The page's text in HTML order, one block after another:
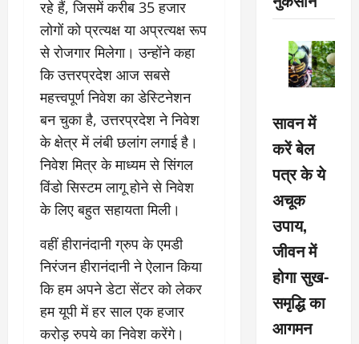
रहे हैं, जिसमें करीब 35 हजार
लोगों को प्रत्यक्ष या अप्रत्यक्ष रूप
से रोजगार मिलेगा। उन्होंने कहा
कि उत्तरप्रदेश आज सबसे
महत्त्वपूर्ण निवेश का डेस्टिनेशन
बन चुका है, उत्तरप्रदेश ने निवेश
के क्षेत्र में लंबी छलांग लगाई है।
निवेश मित्र के माध्यम से सिंगल
विंडो सिस्टम लागू होने से निवेश
के लिए बहुत सहायता मिली।
वहीं हीरानंदानी ग्रुप के एमडी
निरंजन हीरानंदानी ने ऐलान किया
कि हम अपने डेटा सेंटर को लेकर
हम यूपी में हर साल एक हजार
करोड़ रुपये का निवेश करेंगे।
सावन में
करें बेल
पत्र के ये
अचूक
उपाय,
जीवन में
होगा सुख-
समृद्धि का
आगमन